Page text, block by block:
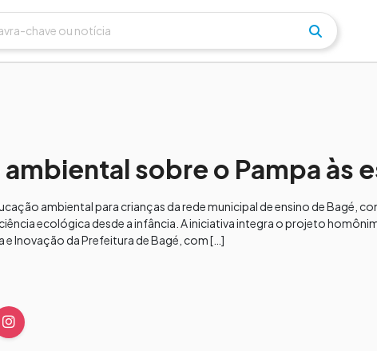
sobre o Pampa às
ambiental para crianças da rede municipal de ensino de Bagé,
ecológica desde a infância. A iniciativa integra o projeto
Inovação da Prefeitura de Bagé, com […]